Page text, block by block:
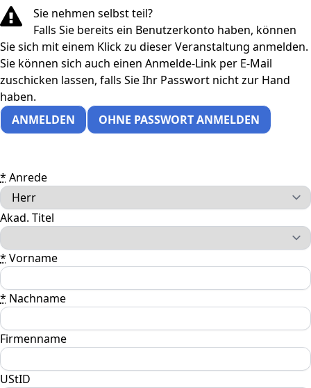
Sie nehmen selbst teil?
Falls Sie bereits ein Benutzerkonto haben, können
Sie sich mit einem Klick zu dieser Veranstaltung anmelden.
Sie können sich auch einen Anmelde-Link per E-Mail
zuschicken lassen, falls Sie Ihr Passwort nicht zur Hand
haben.
ANMELDEN
OHNE PASSWORT ANMELDEN
* Anrede
Akad. Titel
* Vorname
* Nachname
Firmenname
UStID